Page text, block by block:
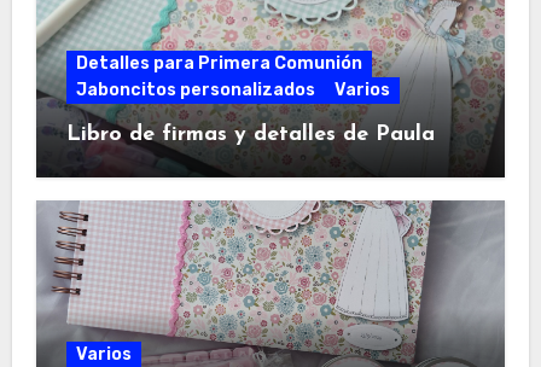
Detalles para Primera Comunión
Jaboncitos personalizados
Varios
Libro de firmas y detalles de Paula
Varios